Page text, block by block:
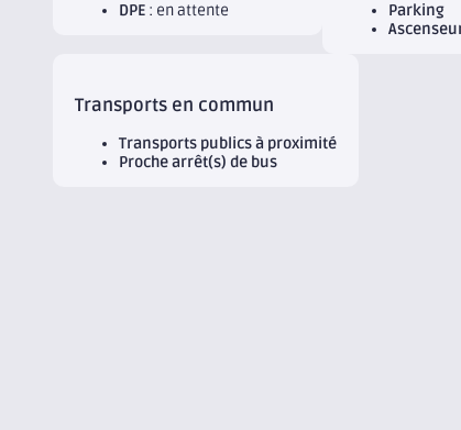
DPE : en attente
Parking
Transports en commun
Transports publics à proximité
Proche arrêt(s) de bus